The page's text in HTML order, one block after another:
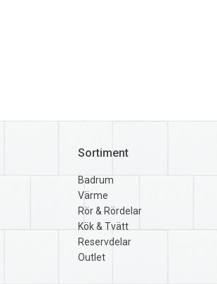
Sortiment
Badrum
Värme
Rör & Rördelar
Kök & Tvätt
Reservdelar
Outlet